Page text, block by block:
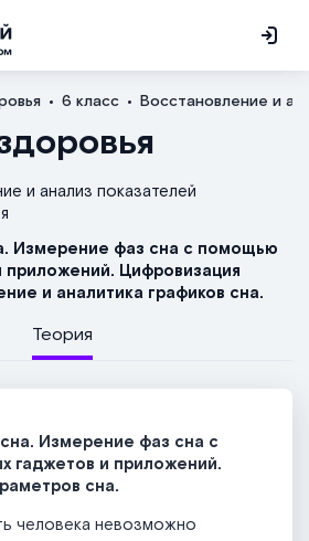
6 класс Восстановление и
и анализ показателей
Измерение фаз сна с помощью
приложений. Цифровизация
и аналитика графиков сна.
Теория
Измерение фаз сна с
гаджетов и приложений.
сна.
человека невозможно